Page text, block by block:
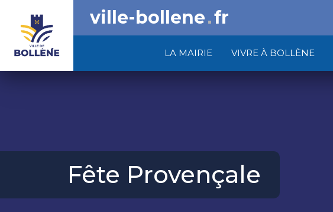
LA MAIRIE VIVRE À BOLLÈNE
ville-bollene fr
Fête Provençale